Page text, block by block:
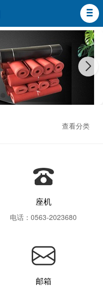
查看分类
座机
电话：0563-2023680
邮箱